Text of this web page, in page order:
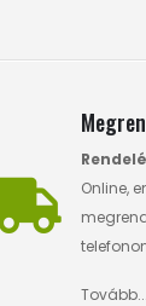
Online,
Tovább...